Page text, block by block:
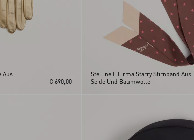
Aus
€ 690,00
Stelline E Firma Starry Stirnband Aus
Seide Und Baumwolle